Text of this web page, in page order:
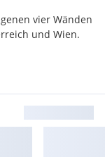
vier Wänden
und Wien.